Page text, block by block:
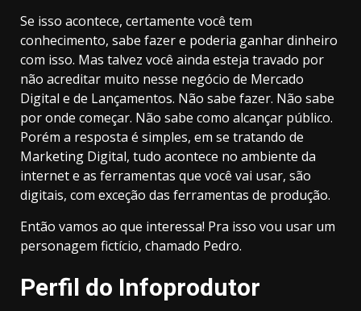
Se isso acontece, certamente você tem
conhecimento, sabe fazer e poderia ganhar dinheiro
com isso. Mas talvez você ainda esteja travado por
não acreditar muito nesse negócio de Mercado
Digital e de Lançamentos. Não sabe fazer. Não sabe
por onde começar. Não sabe como alcançar público.
Porém a resposta é simples, em se tratando de
Marketing Digital, tudo acontece no ambiente da
internet e as ferramentas que você vai usar, são
digitais, com exceção das ferramentas de produção.
Então vamos ao que interessa! Pra isso vou usar um
personagem fictício, chamado Pedro.
Perfil do Infoprodutor